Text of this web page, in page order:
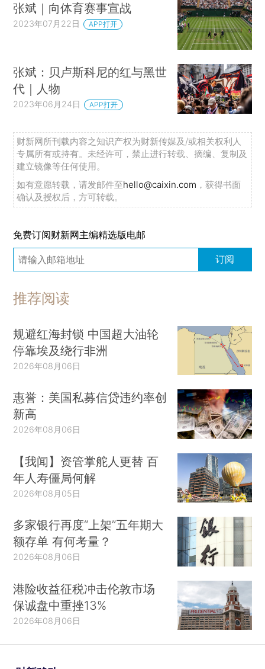
张斌｜向体育赛事宣战
2023年07月22日 APP打开
张斌：贝卢斯科尼的红与黑世
代｜人物
2023年06月24日 APP打开
财新网所刊载内容之知识产权为财新传媒及/或相关权利人
专属所有或持有。未经许可，禁止进行转载、摘编、复制及
建立镜像等任何使用。
如有意愿转载，请发邮件至hello@caixin.com ，获得书面
确认及授权后，方可转载。
免费订阅财新网主编精选版电邮
订阅
推荐阅读
规避红海封锁 中国超大油轮
停靠埃及绕行非洲
2026年08月06日
惠誉：美国私募信贷违约率创
新高
2026年08月06日
【我闻】资管掌舵人更替 百
年人寿僵局何解
2026年08月05日
多家银行再度“上架”五年期大
额存单 有何考量？
2026年08月06日
港险收益征税冲击伦敦市场
保诚盘中重挫13%
2026年08月06日